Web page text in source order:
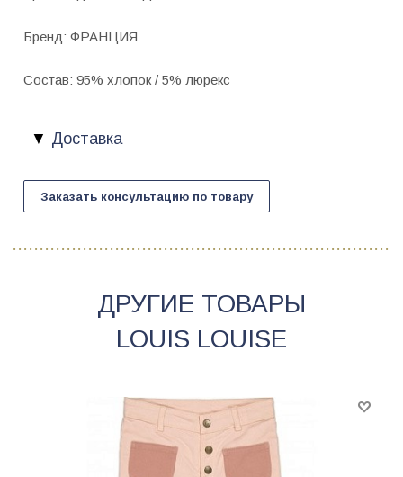
Бренд: ФРАНЦИЯ
Состав: 95% хлопок / 5% люрекс
Доставка
Заказать консультацию по товару
ДРУГИЕ ТОВАРЫ
LOUIS LOUISE